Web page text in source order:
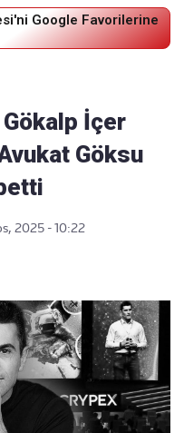
Google Favorilerine
Gökalp İçer
Göksu
2025 - 10:22